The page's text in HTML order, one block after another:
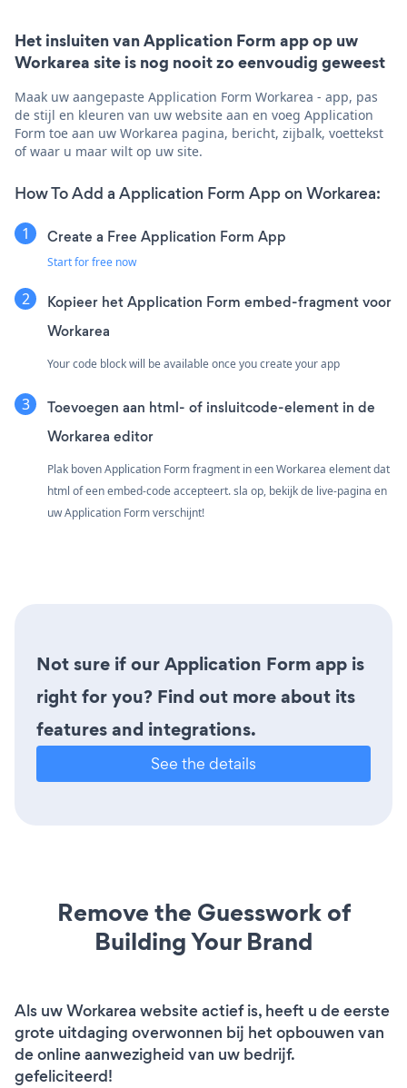
Het insluiten van Application Form app op uw
Workarea site is nog nooit zo eenvoudig geweest
Maak uw aangepaste Application Form Workarea - app, pas
de stijl en kleuren van uw website aan en voeg Application
Form toe aan uw Workarea pagina, bericht, zijbalk, voettekst
of waar u maar wilt op uw site.
How To Add a Application Form App on Workarea:
Create a Free Application Form App
Start for free now
Kopieer het Application Form embed-fragment voor
Workarea
Your code block will be available once you create your app
Toevoegen aan html- of insluitcode-element in de
Workarea editor
Plak boven Application Form fragment in een Workarea element dat
html of een embed-code accepteert. sla op, bekijk de live-pagina en
uw Application Form verschijnt!
Not sure if our Application Form app is
right for you? Find out more about its
features and integrations.
See the details
Remove the Guesswork of
Building Your Brand
Als uw Workarea website actief is, heeft u de eerste
grote uitdaging overwonnen bij het opbouwen van
de online aanwezigheid van uw bedrijf.
gefeliciteerd!